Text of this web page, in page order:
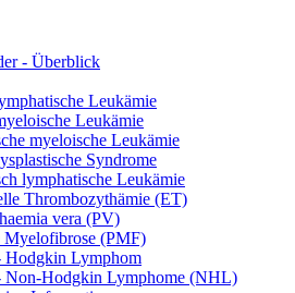
- Überblick
Leukämie
Leukämie
myeloische Leukämie
Syndrome
lymphatische Leukämie
Thrombozythämie (ET)
vera (PV)
Myelofibrose (PMF)
Hodgkin Lymphom
Non-Hodgkin Lymphome (NHL)